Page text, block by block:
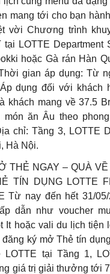
mang tới cho bạn
vời Chương trình
tại LOTTE Department
hoặc Gà rán Hàn
gian áp dụng: Từ
dụng đối với khách
khách mang về 37.5
ăn Âu theo
chỉ: Tầng 3, LOTTE
Hà Nội.
THẺ NGAY – QUÀ
TÍN DỤNG LOTTE
Từ nay đến hết 31/
dẫn như voucher
It hoặc vali du lịch tiện
đăng ký mở Thẻ tín
tại Tầng 1,
giá trị giải thưởng tới